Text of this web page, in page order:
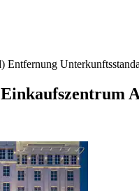
Entfernung
Einkaufszentrum